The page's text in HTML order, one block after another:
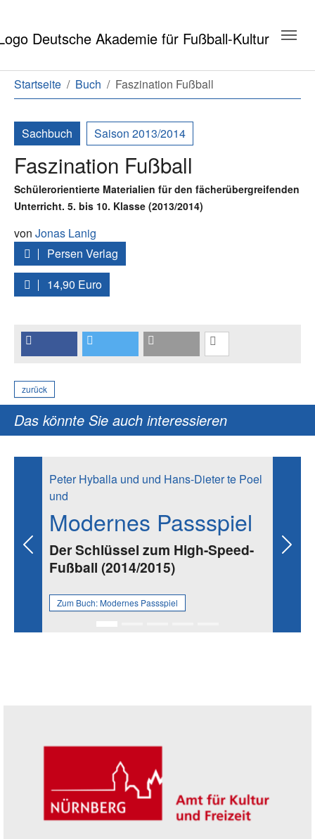
Sie sind hier:
Startseite Buch Faszination Fußball
Sachbuch Saison 2013/2014
Faszination Fußball
Schülerorientierte Materialien für den fächerübergreifenden
Unterricht. 5. bis 10. Klasse (2013/2014)
von Jonas Lanig
Persen Verlag
14,90 Euro
zurück
Das könnte Sie auch interessieren
Peter Hyballa und und Hans-Dieter te Poel
und
Modernes Passspiel
Der Schlüssel zum High-Speed-
Fußball (2014/2015)
Zum Buch:Modernes Passspiel
Previous Next